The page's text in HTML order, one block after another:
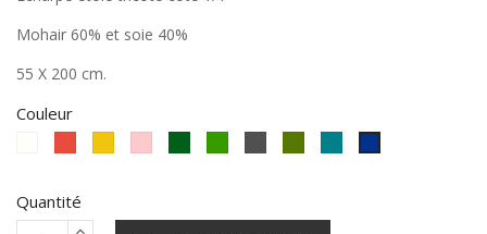
Mohair 60% et soie 40%
55 X 200 cm.
Couleur
Quantité